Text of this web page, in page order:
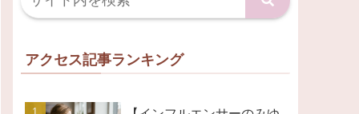
アクセス記事ランキング